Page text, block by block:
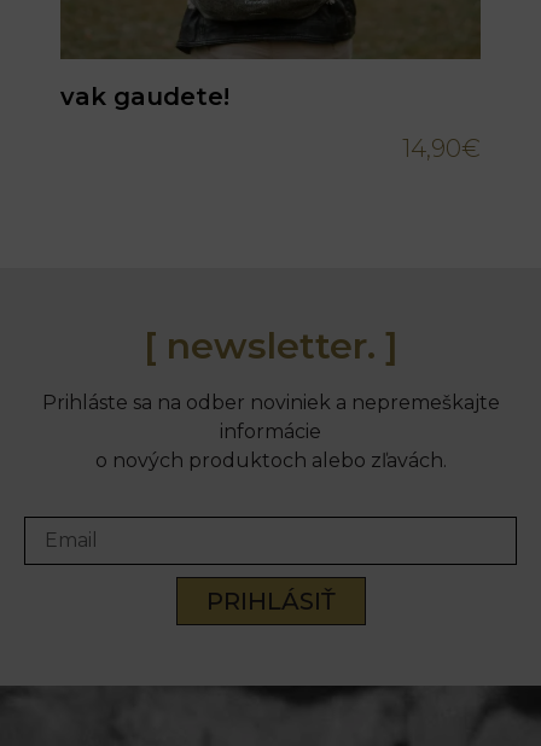
vak gaudete!
14,90€
[ newsletter. ]
Prihláste sa na odber noviniek a nepremeškajte
informácie
o nových produktoch alebo zľavách.
PRIHLÁSIŤ